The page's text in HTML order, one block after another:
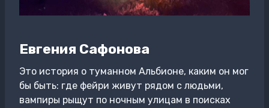
Евгения Сафонова
Это история о туманном Альбионе, каким он мог
бы быть: где фейри живут рядом с людьми,
вампиры рыщут по ночным улицам в поисках